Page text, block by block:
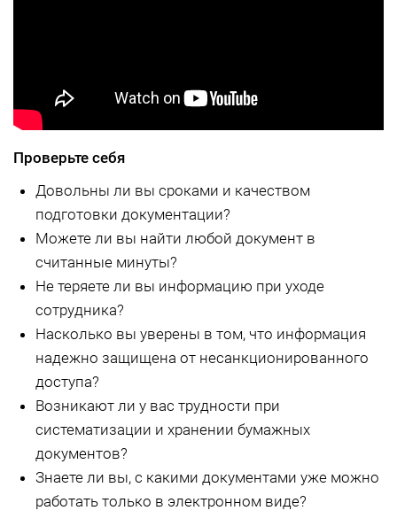
Проверьте себя
Довольны ли вы сроками и качеством
подготовки документации?
Можете ли вы найти любой документ в
считанные минуты?
Не теряете ли вы информацию при уходе
сотрудника?
Насколько вы уверены в том, что информация
надежно защищена от несанкционированного
доступа?
Возникают ли у вас трудности при
систематизации и хранении бумажных
документов?
Знаете ли вы, с какими документами уже можно
работать только в электронном виде?